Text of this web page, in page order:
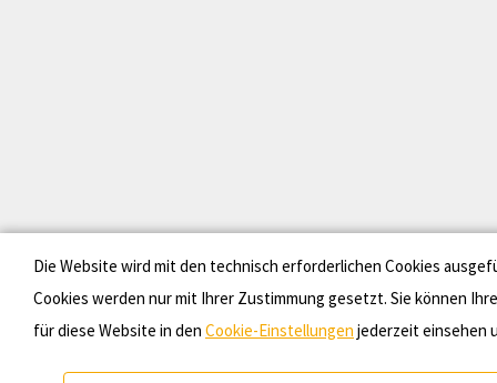
Die Website wird mit den technisch erforderlichen Cookies
Cookies werden nur mit Ihrer Zustimmung gesetzt. Sie können
für diese Website in den Cookie-Einstellungen jederzeit einsehen